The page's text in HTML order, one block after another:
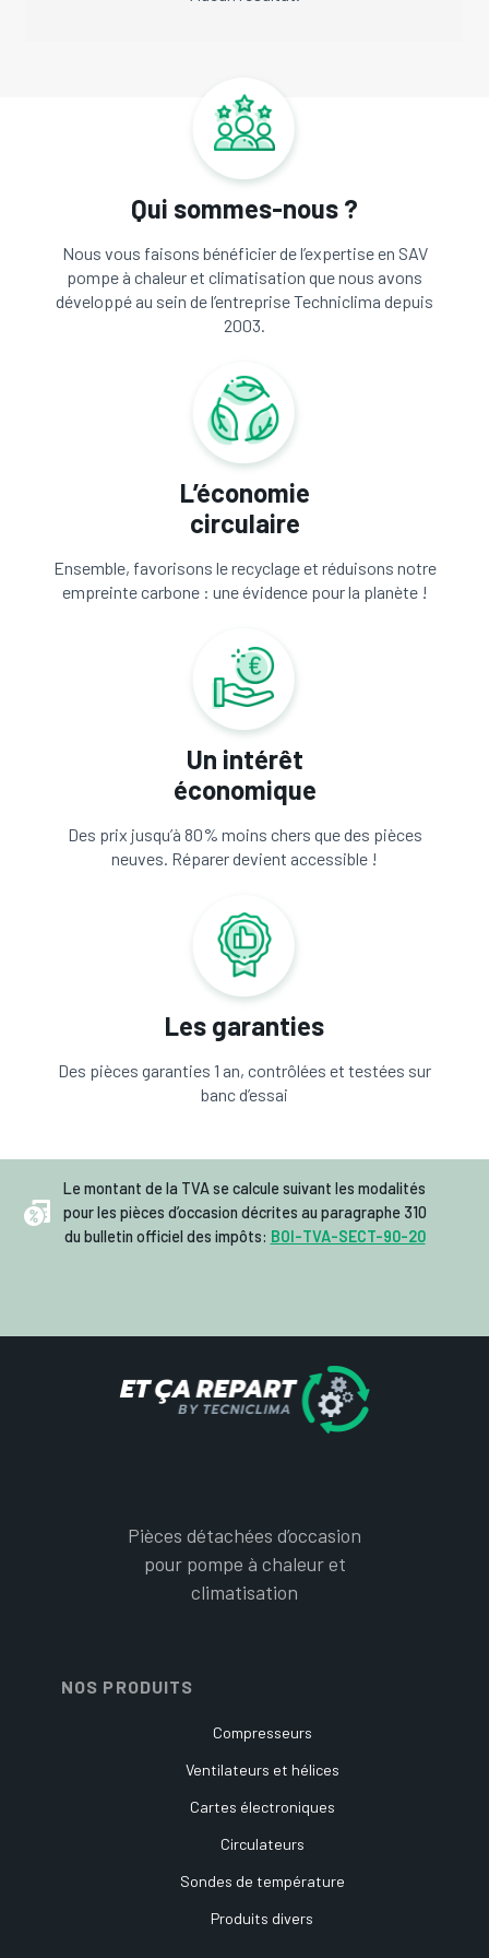
Qui sommes-nous ?
Nous vous faisons bénéficier de l’expertise en SAV
pompe à chaleur et climatisation que nous avons
développé au sein de l’entreprise Techniclima depuis
2003.
L’économie
circulaire
Ensemble, favorisons le recyclage et réduisons notre
empreinte carbone : une évidence pour la planète !
Un intérêt
économique
Des prix jusqu’à 80% moins chers que des pièces
neuves. Réparer devient accessible !
Les garanties
Des pièces garanties 1 an, contrôlées et testées sur
banc d’essai
Le montant de la TVA se calcule suivant les modalités
pour les pièces d’occasion décrites au paragraphe 310
du bulletin officiel des impôts: BOI-TVA-SECT-90-20
Pièces détachées d’occasion
pour pompe à chaleur et
climatisation
NOS PRODUITS
Compresseurs
Ventilateurs et hélices
Cartes électroniques
Circulateurs
Sondes de température
Produits divers